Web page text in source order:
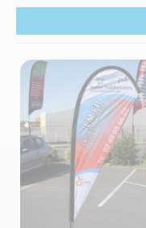
Voiles –
Cliquez-Pub